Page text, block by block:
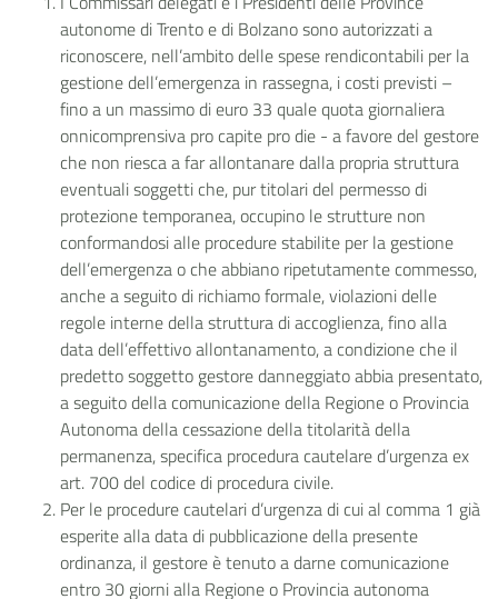
autonome di Trento e di Bolzano sono autorizzati a
riconoscere, nell’ambito delle spese rendicontabili per la
gestione dell’emergenza in rassegna, i costi previsti –
fino a un massimo di euro 33 quale quota giornaliera
onnicomprensiva pro capite pro die - a favore del gestore
che non riesca a far allontanare dalla propria struttura
eventuali soggetti che, pur titolari del permesso di
protezione temporanea, occupino le strutture non
conformandosi alle procedure stabilite per la gestione
dell’emergenza o che abbiano ripetutamente commesso,
anche a seguito di richiamo formale, violazioni delle
regole interne della struttura di accoglienza, fino alla
data dell’effettivo allontanamento, a condizione che il
predetto soggetto gestore danneggiato abbia presentato,
a seguito della comunicazione della Regione o Provincia
Autonoma della cessazione della titolarità della
permanenza, specifica procedura cautelare d’urgenza ex
art. 700 del codice di procedura civile.
Per le procedure cautelari d’urgenza di cui al comma 1 già
esperite alla data di pubblicazione della presente
ordinanza, il gestore è tenuto a darne comunicazione
entro 30 giorni alla Regione o Provincia autonoma